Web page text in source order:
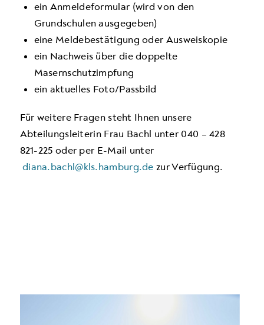
ein Anmeldeformular (wird von den
Grundschulen ausgegeben)
eine Meldebestätigung oder Ausweiskopie
ein Nachweis über die doppelte
Masernschutzimpfung
ein aktuelles Foto/Passbild
Für weitere Fragen steht Ihnen unsere
Abteilungsleiterin Frau Bachl unter 040 – 428
821-225 oder per E-Mail unter
diana.bachl@kls.hamburg.de zur Verfügung.